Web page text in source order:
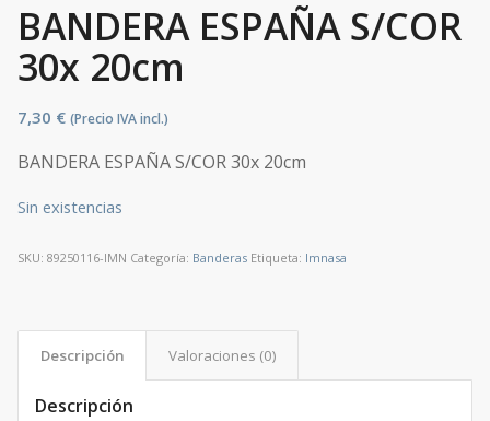
BANDERA ESPAÑA S/COR
30x 20cm
7,30 € (Precio IVA incl.)
BANDERA ESPAÑA S/COR 30x 20cm
Sin existencias
SKU: 89250116-IMN Categoría: Banderas Etiqueta: Imnasa
Descripción Valoraciones (0)
Descripción